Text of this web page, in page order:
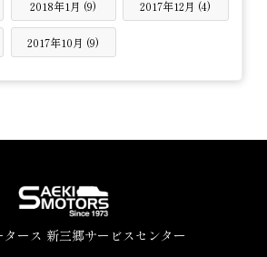
2018年1月 (9) 2017年12月 (4)
2017年10月 (9)
タース 新三郷サービスセンター